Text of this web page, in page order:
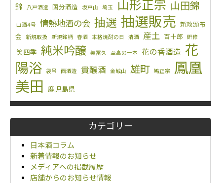
錦
八戸酒造 国分酒造 坂戸山 埼玉 山形正宗 山田錦
山酒4号 情熱地酒の会 抽選 抽選販売 新政頒布
会
新規取扱 新規銘柄 春酒 本格焼酎の日 清酒 産土 百十郎 研修
笑四季 純米吟醸 美冨久 至高の一本 花の香酒造 花
陽浴
袋吊 西酒造 貴醸酒 金城山 雄町 鳩正宗
鳳凰
美田
鹿児島県
カテゴリー
日本酒コラム
新着情報のお知らせ
メディアへの掲載履歴
店舗からのお知らせ情報